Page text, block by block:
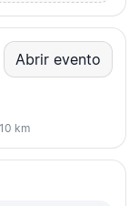
Abrir evento
km